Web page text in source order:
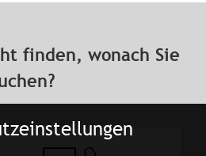
finden, wonach Sie